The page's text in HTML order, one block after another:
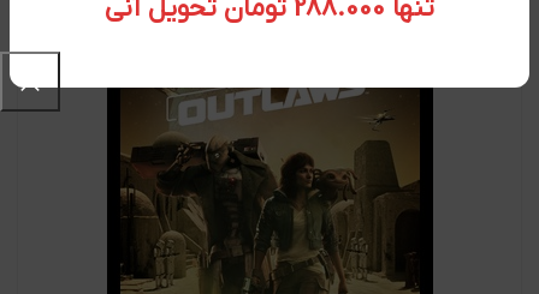
تنها 288.000 تومان تحویل آنی